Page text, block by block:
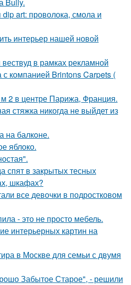
art: проволока, смола и
интерьер нашей новой
в рамках рекламной
с компанией Brintons Carpets (
м 2 в центре Парижа, Франция.
стяжка никогда не выйдет из
на балкoне.
яблоко.
спят в закрытых тесных
шкафах?
все девочки в подростковом
- это не просто мебель.
интерьерных картин на
в Москве для семьи с двумя
Забытое Старое", - решили